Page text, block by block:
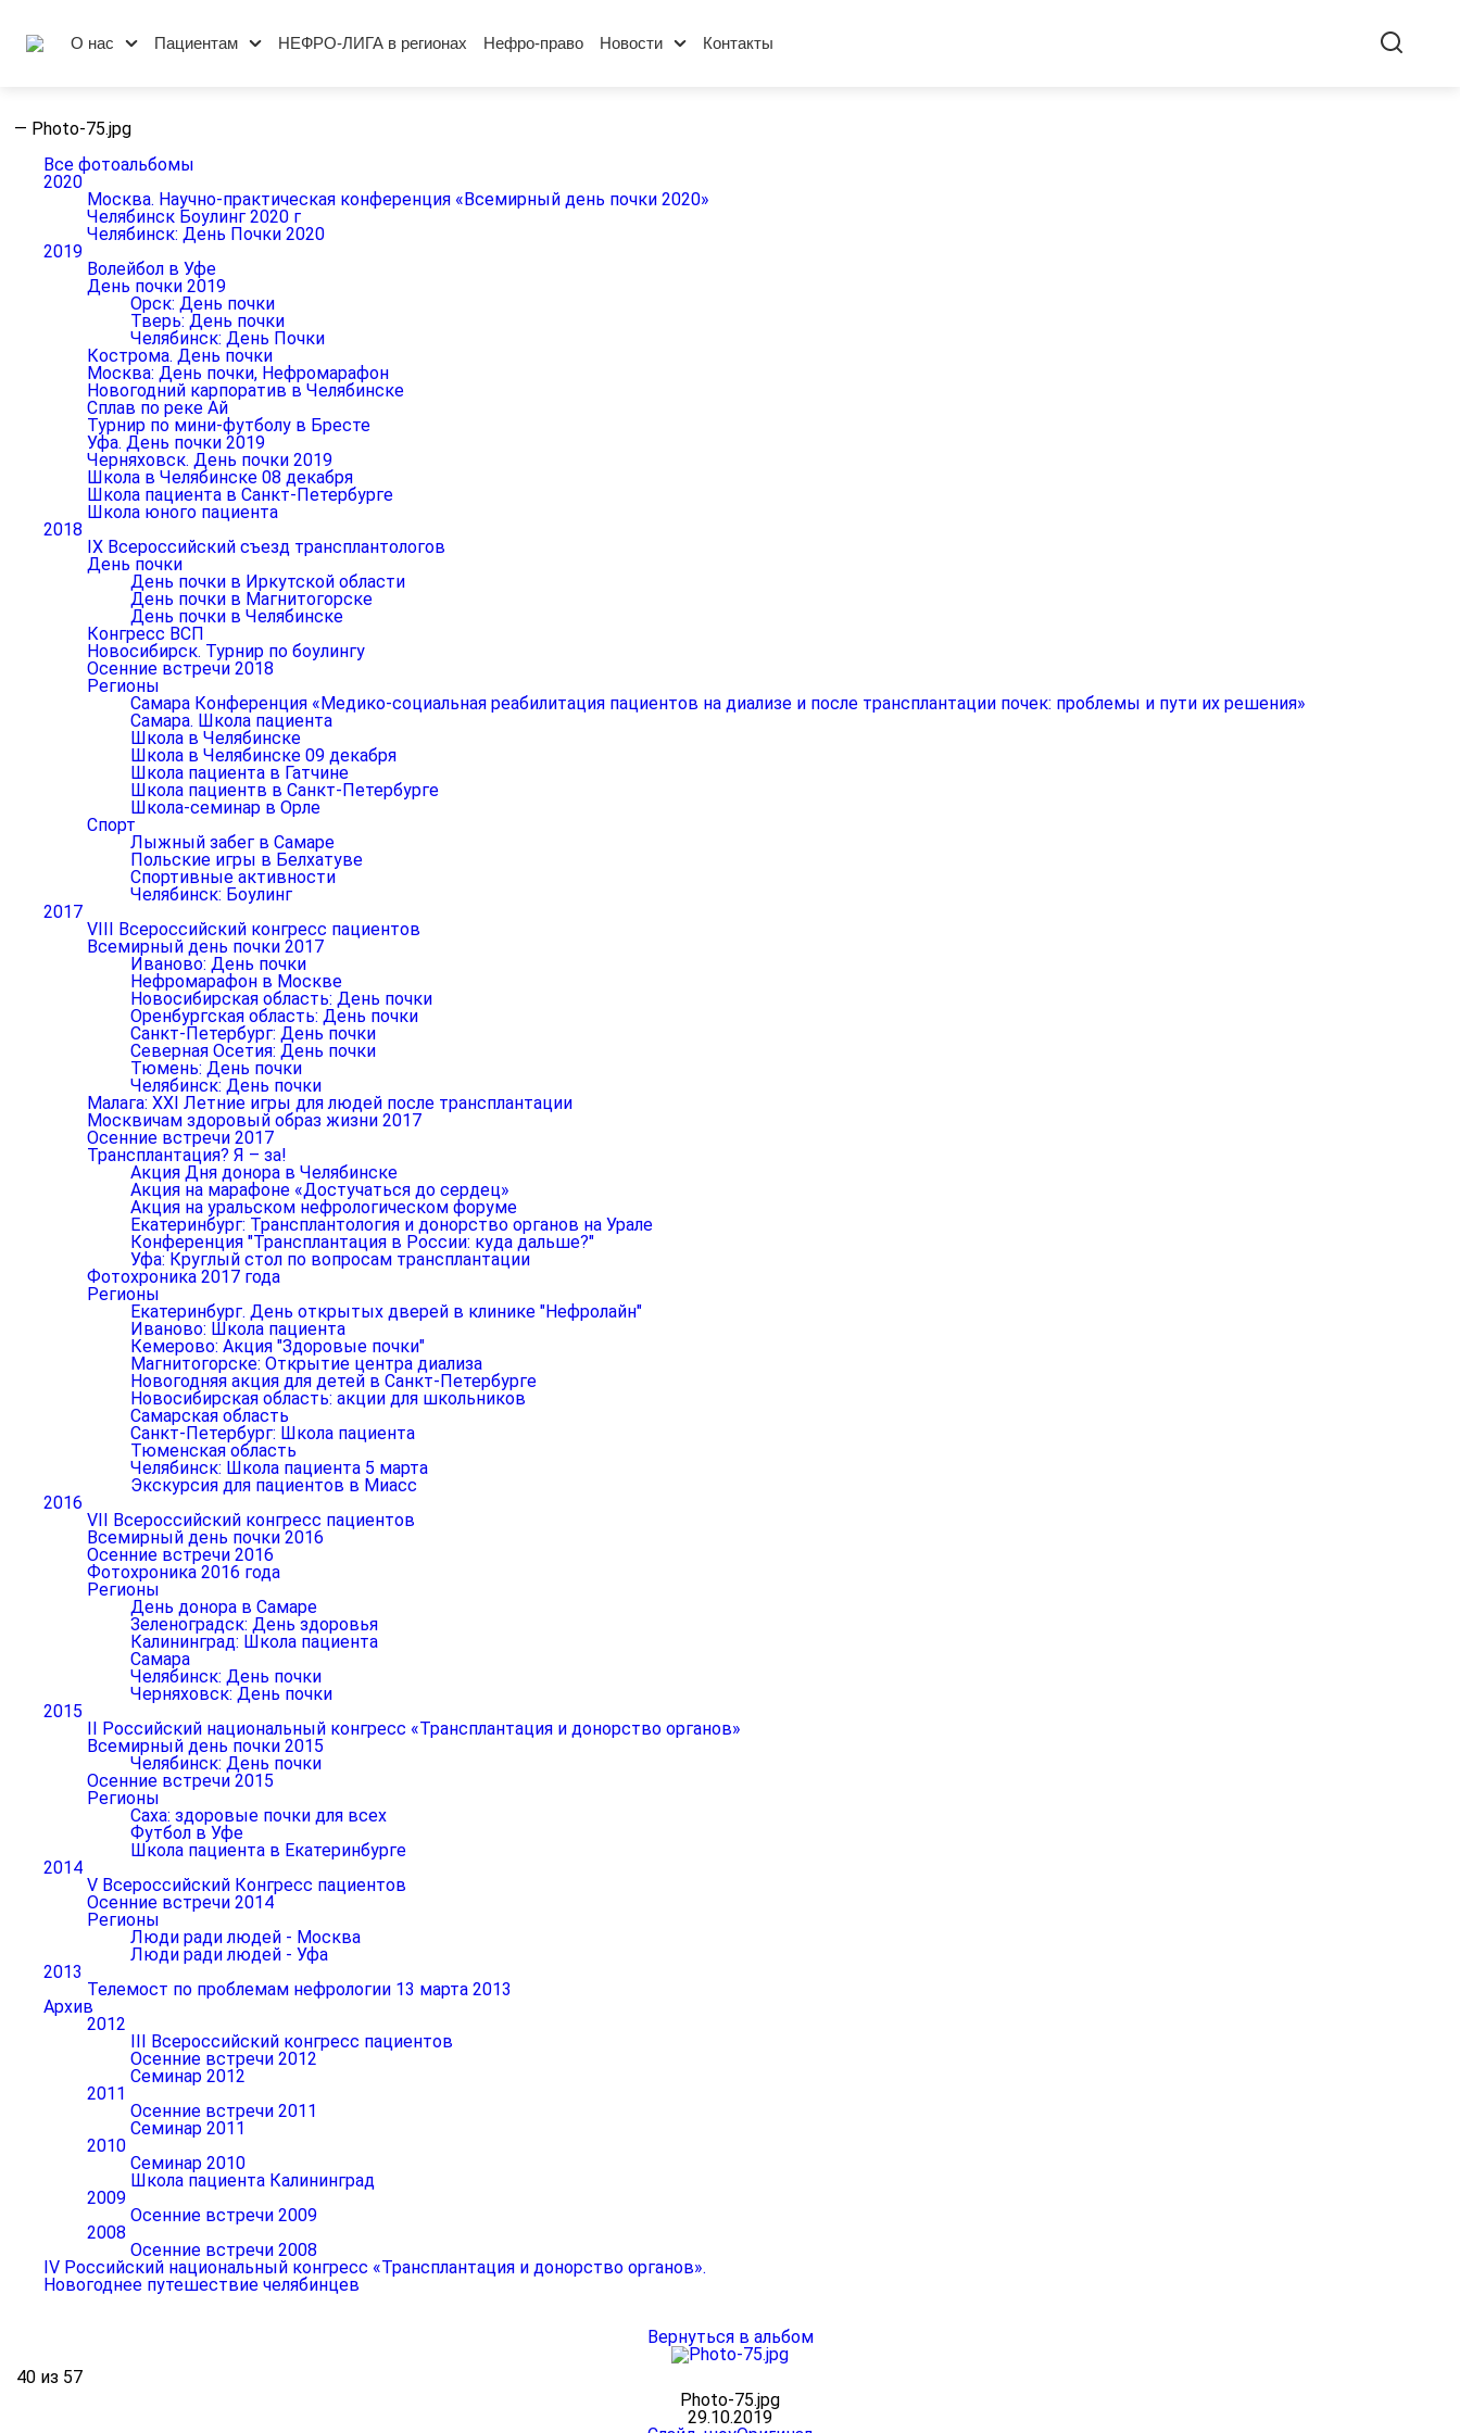
О нас Пациентам НЕФРО-ЛИГА в регионах Нефро-право Новости Контакты
— Photo-75.jpg
Все фотоальбомы
2020
Москва. Научно-практическая конференция «Всемирный день почки 2020»
Челябинск Боулинг 2020 г
Челябинск: День Почки 2020
2019
Волейбол в Уфе
День почки 2019
Орск: День почки
Тверь: День почки
Челябинск: День Почки
Кострома. День почки
Москва: День почки, Нефромарафон
Новогодний карпоратив в Челябинске
Сплав по реке Ай
Турнир по мини-футболу в Бресте
Уфа. День почки 2019
Черняховск. День почки 2019
Школа в Челябинске 08 декабря
Школа пациента в Санкт-Петербурге
Школа юного пациента
2018
IX Всероссийский съезд трансплантологов
День почки
День почки в Иркутской области
День почки в Магнитогорске
День почки в Челябинске
Конгресс ВСП
Новосибирск. Турнир по боулингу
Осенние встречи 2018
Регионы
Самара Конференция «Медико-социальная реабилитация пациентов на диализе и после трансплантации почек: проблемы и пути их решения»
Самара. Школа пациента
Школа в Челябинске
Школа в Челябинске 09 декабря
Школа пациента в Гатчине
Школа пациентв в Санкт-Петербурге
Школа-семинар в Орле
Спорт
Лыжный забег в Самаре
Польские игры в Белхатуве
Спортивные активности
Челябинск: Боулинг
2017
VIII Всероссийский конгресс пациентов
Всемирный день почки 2017
Иваново: День почки
Нефромарафон в Москве
Новосибирская область: День почки
Оренбургская область: День почки
Санкт-Петербург: День почки
Северная Осетия: День почки
Тюмень: День почки
Челябинск: День почки
Малага: XXI Летние игры для людей после трансплантации
Москвичам здоровый образ жизни 2017
Осенние встречи 2017
Трансплантация? Я – за!
Акция Дня донора в Челябинске
Акция на марафоне «Достучаться до сердец»
Акция на уральском нефрологическом форуме
Екатеринбург: Трансплантология и донорство органов на Урале
Конференция "Трансплантация в России: куда дальше?"
Уфа: Круглый стол по вопросам трансплантации
Фотохроника 2017 года
Регионы
Екатеринбург. День открытых дверей в клинике "Нефролайн"
Иваново: Школа пациента
Кемерово: Акция "Здоровые почки"
Магнитогорске: Открытие центра диализа
Новогодняя акция для детей в Санкт-Петербурге
Новосибирская область: акции для школьников
Самарская область
Санкт-Петербург: Школа пациента
Тюменская область
Челябинск: Школа пациента 5 марта
Экскурсия для пациентов в Миасс
2016
VII Всероссийский конгресс пациентов
Всемирный день почки 2016
Осенние встречи 2016
Фотохроника 2016 года
Регионы
День донора в Самаре
Зеленоградск: День здоровья
Калининград: Школа пациента
Самара
Челябинск: День почки
Черняховск: День почки
2015
II Российский национальный конгресс «Трансплантация и донорство органов»
Всемирный день почки 2015
Челябинск: День почки
Осенние встречи 2015
Регионы
Саха: здоровые почки для всех
Футбол в Уфе
Школа пациента в Екатеринбурге
2014
V Всероссийский Конгресс пациентов
Осенние встречи 2014
Регионы
Люди ради людей - Москва
Люди ради людей - Уфа
2013
Телемост по проблемам нефрологии 13 марта 2013
Архив
2012
III Всероссийский конгресс пациентов
Осенние встречи 2012
Семинар 2012
2011
Осенние встречи 2011
Семинар 2011
2010
Семинар 2010
Школа пациента Калининград
2009
Осенние встречи 2009
2008
Осенние встречи 2008
IV Российский национальный конгресс «Трансплантация и донорство органов».
Новогоднее путешествие челябинцев
Вернуться в альбом
40 из 57
Photo-75.jpg
29.10.2019